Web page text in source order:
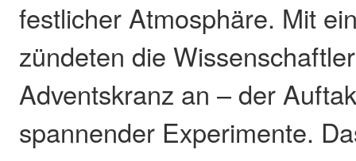
festlicher Atmosphäre. Mit
zündeten die
Adventskranz an – der
spannender Experimente.